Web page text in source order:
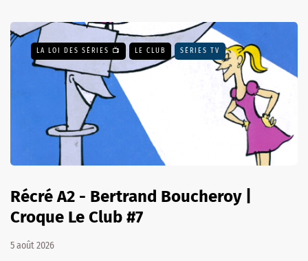
LA LOI DES SÉRIES 📺 LE CLUB SÉRIES TV
Récré A2 - Bertrand Boucheroy |
Croque Le Club #7
5 août 2026